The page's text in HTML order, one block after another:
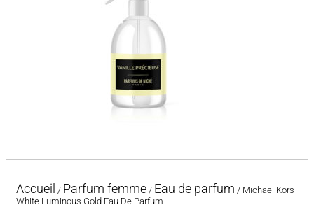
Accueil / Parfum femme / Eau de parfum / Michael Kors
White Luminous Gold Eau De Parfum